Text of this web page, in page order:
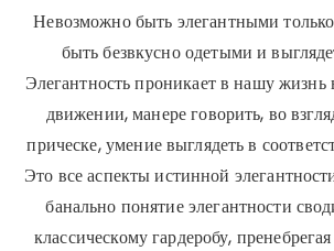
Невозможно быть элегантными
быть безвкусно одетыми и
Элегантность проникает в нашу
движении, манере говорить, во
прическе, умение выглядеть в
Это все аспекты истинной
банально понятие элегантности
классическому гардеробу,